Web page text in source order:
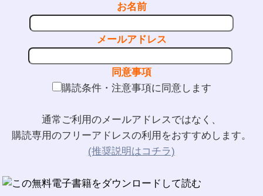
お名前
メールアドレス
同意事項
購読条件・注意事項に同意します
通常ご利用のメールアドレスではなく、
購読専用のフリーアドレスの利用をおすすめします。
(推奨説明はコチラ)